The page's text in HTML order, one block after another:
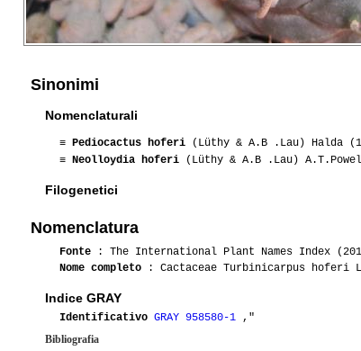
Sinonimi
Nomenclaturali
≡ Pediocactus hoferi (Lüthy & A.B .Lau) Halda
≡ Neolloydia hoferi (Lüthy & A.B .Lau)
Filogenetici
Nomenclatura
Fonte : The International Plant Names Index
Nome completo : Cactaceae Turbinicarpus hoferi
Indice GRAY
Identificativo GRAY 958580-1 ,"
Bibliografia